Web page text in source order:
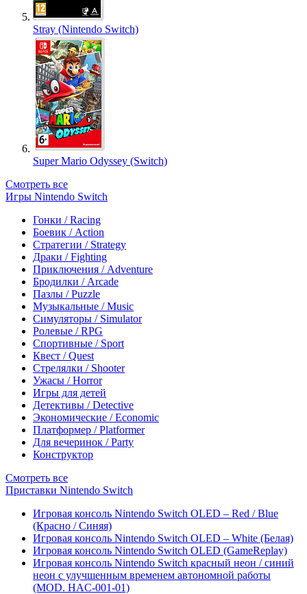
Stray (Nintendo Switch)
Super Mario Odyssey (Switch)
Смотреть все
Игры Nintendo Switch
Гонки / Racing
Боевик / Action
Стратегии / Strategy
Драки / Fighting
Приключения / Adventure
Бродилки / Arcade
Пазлы / Puzzle
Музыкальные / Music
Симуляторы / Simulator
Ролевые / RPG
Спортивные / Sport
Квест / Quest
Стрелялки / Shooter
Ужасы / Horror
Игры для детей
Детективы / Detective
Экономические / Economic
Платформер / Platformer
Для вечеринок / Party
Конструктор
Смотреть все
Приставки Nintendo Switch
Игровая консоль Nintendo Switch OLED – Red / Blue
(Красно / Синяя)
Игровая консоль Nintendo Switch OLED – White (Белая)
Игровая консоль Nintendo Switch OLED (GameReplay)
Игровая консоль Nintendo Switch красный неон / синий
неон с улучшенным временем автономной работы
(MOD. HAC-001-01)